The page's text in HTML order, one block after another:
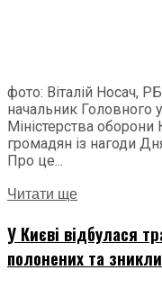
фото: Віталій Носач,
начальник Головного
Міністерства
громадян із нагоди
Про це...
Читати ще
У Києві відбулася
полонених та